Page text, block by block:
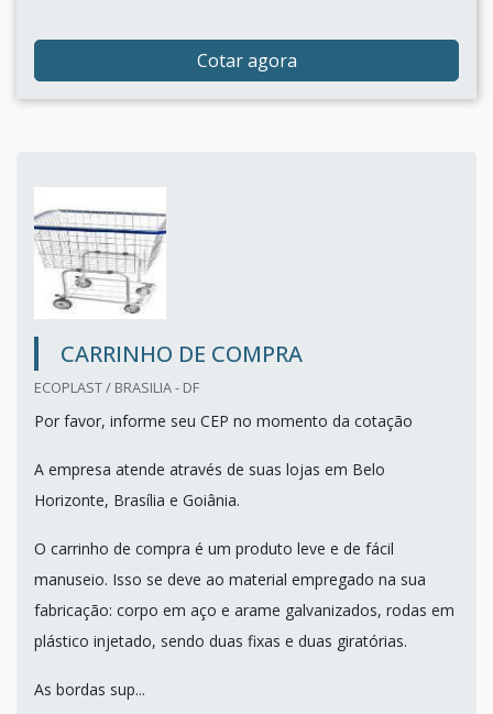
Cotar agora
CARRINHO DE COMPRA
ECOPLAST / BRASILIA - DF
Por favor, informe seu CEP no momento da cotação
A empresa atende através de suas lojas em Belo
Horizonte, Brasília e Goiânia.
O carrinho de compra é um produto leve e de fácil
manuseio. Isso se deve ao material empregado na sua
fabricação: corpo em aço e arame galvanizados, rodas em
plástico injetado, sendo duas fixas e duas giratórias.
As bordas sup...